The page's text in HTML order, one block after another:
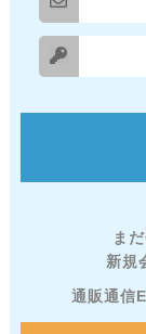
ま
新規
通販通信